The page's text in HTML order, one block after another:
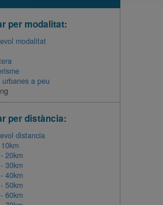
per modalitat:
modalitat
urbanes a peu
per distància:
distancia
20km
30km
40km
50km
60km